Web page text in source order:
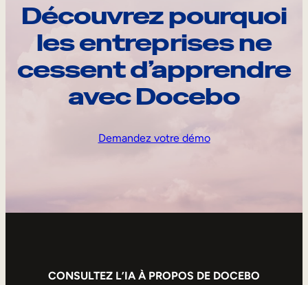
Découvrez pourquoi
les entreprises ne
cessent d’apprendre
avec Docebo
Demandez votre démo
CONSULTEZ L’IA À PROPOS DE DOCEBO